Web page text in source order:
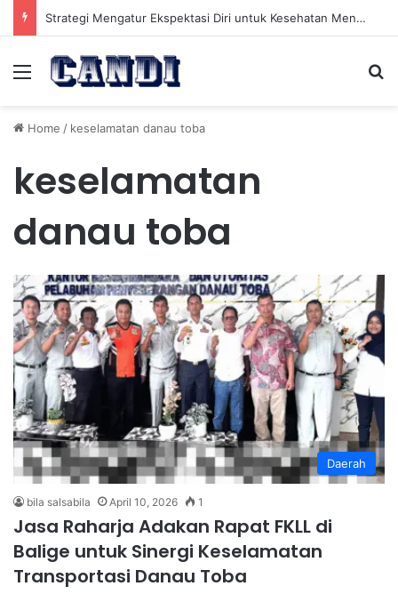
Strategi Mengatur Ekspektasi Diri untuk Kesehatan Mental yang Lebih Seimbang
Menu
Home / keselamatan danau toba
keselamatan
danau toba
Daerah
bila salsabila April 10, 2026 1
Jasa Raharja Adakan Rapat FKLL di
Balige untuk Sinergi Keselamatan
Transportasi Danau Toba